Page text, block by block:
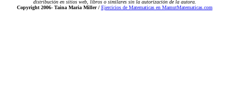
distribución en sitios web, libros o similares sin la autorización de la autora.
Copyright 2006-Taina Maria Miller / Ejercicios de Matematicas en MamutMatematicas.com